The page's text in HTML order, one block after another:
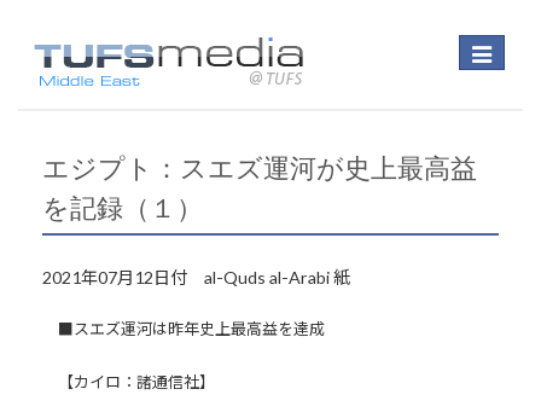
Toggle
エジプト：スエズ運河が史上最高益
を記録（１）
2021年07月12日付 al-Quds al-Arabi 紙
■スエズ運河は昨年史上最高益を達成
【カイロ：諸通信社】